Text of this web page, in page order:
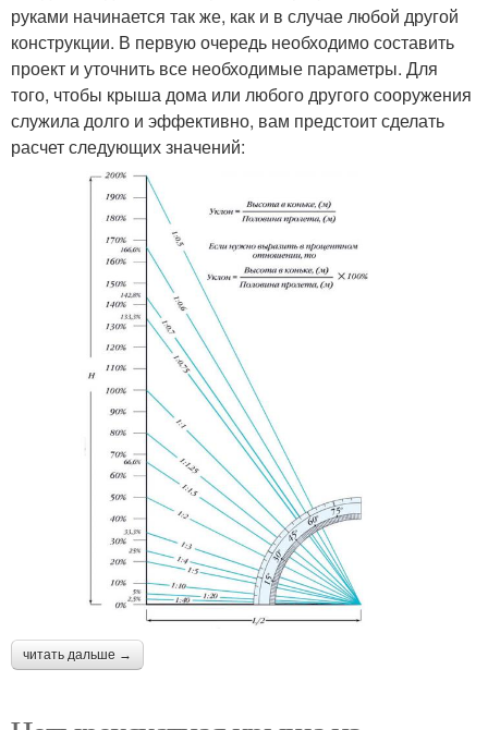
руками начинается так же, как и в случае любой другой
конструкции. В первую очередь необходимо составить
проект и уточнить все необходимые параметры. Для
того, чтобы крыша дома или любого другого сооружения
служила долго и эффективно, вам предстоит сделать
расчет следующих значений:
читать дальше →